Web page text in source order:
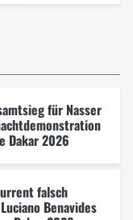
für Nasser
Dakar 2026
falsch
Benavides